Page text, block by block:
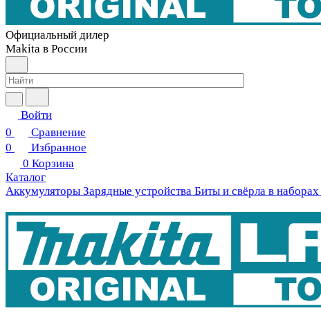
Официальный дилер
Makita в России
Войти
0
Сравнение
0
Избранное
0 Корзина
Каталог
Аккумуляторы Зарядные устройства Биты и свёрла в наборах